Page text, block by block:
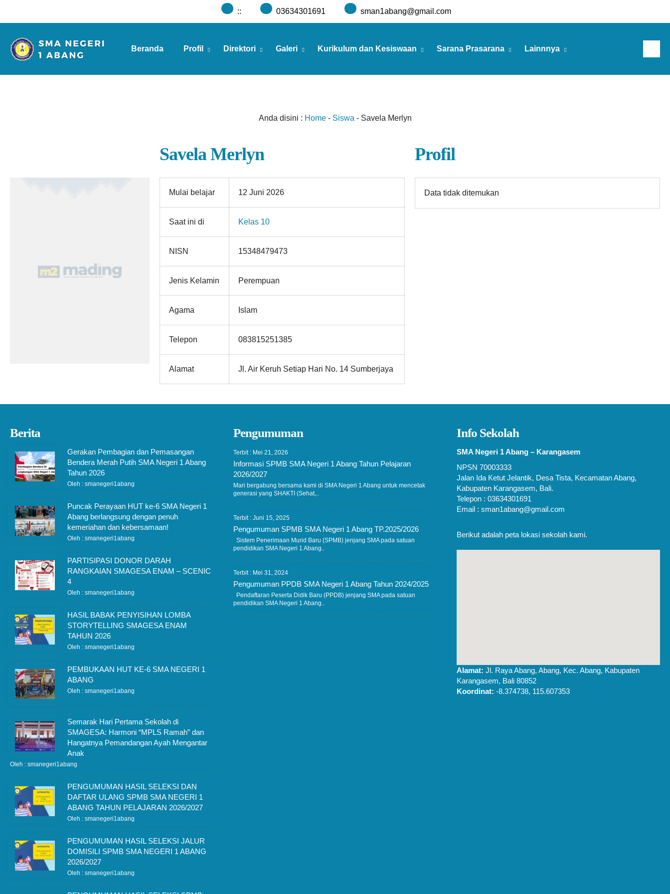
:: 03634301691 sman1abang@gmail.com
Beranda Profil Direktori Galeri Kurikulum dan Kesiswaan Sarana Prasarana Lainnnya
Anda disini : Home- Siswa - Savela Merlyn
Savela Merlyn
Mulai belajar 12 Juni 2026
Saat ini di Kelas 10
NISN 15348479473
Jenis Kelamin Perempuan
Agama Islam
Telepon 083815251385
Alamat Jl. Air Keruh Setiap Hari No. 14 Sumberjaya
Profil
Data tidak ditemukan
Berita
Gerakan Pembagian dan Pemasangan
Bendera Merah Putih SMA Negeri 1 Abang
Tahun 2026
Oleh : smanegeri1abang
Puncak Perayaan HUT ke-6 SMA Negeri 1
Abang berlangsung dengan penuh
kemeriahan dan kebersamaan!
Oleh : smanegeri1abang
PARTISIPASI DONOR DARAH
RANGKAIAN SMAGESA ENAM – SCENIC
4
Oleh : smanegeri1abang
HASIL BABAK PENYISIHAN LOMBA
STORYTELLING SMAGESA ENAM
TAHUN 2026
Oleh : smanegeri1abang
PEMBUKAAN HUT KE-6 SMA NEGERI 1
ABANG
Oleh : smanegeri1abang
Semarak Hari Pertama Sekolah di
SMAGESA: Harmoni “MPLS Ramah” dan
Hangatnya Pemandangan Ayah Mengantar
Anak
Oleh : smanegeri1abang
PENGUMUMAN HASIL SELEKSI DAN
DAFTAR ULANG SPMB SMA NEGERI 1
ABANG TAHUN PELAJARAN 2026/2027
Oleh : smanegeri1abang
PENGUMUMAN HASIL SELEKSI JALUR
DOMISILI SPMB SMA NEGERI 1 ABANG
2026/2027
Oleh : smanegeri1abang
Pengumuman
Terbit : Mei 21, 2026
Informasi SPMB SMA Negeri 1 Abang Tahun Pelajaran
2026/2027
Mari bergabung bersama kami di SMA Negeri 1 Abang untuk mencetak
generasi yang SHAKTI (Sehat,..
Terbit : Juni 15, 2025
Pengumuman SPMB SMA Negeri 1 Abang TP.2025/2026
Sistem Penerimaan Murid Baru (SPMB) jenjang SMA pada satuan
pendidikan SMA Negeri 1 Abang..
Terbit : Mei 31, 2024
Pengumuman PPDB SMA Negeri 1 Abang Tahun 2024/2025
Pendaftaran Peserta Didik Baru (PPDB) jenjang SMA pada satuan
pendidikan SMA Negeri 1 Abang..
Info Sekolah
SMA Negeri 1 Abang – Karangasem
NPSN 70003333
Jalan Ida Ketut Jelantik, Desa Tista, Kecamatan Abang,
Kabupaten Karangasem, Bali.
Telepon : 03634301691
Email : sman1abang@gmail.com
Berikut adalah peta lokasi sekolah kami.
Alamat: Jl. Raya Abang, Abang, Kec. Abang, Kabupaten
Karangasem, Bali 80852
Koordinat: -8.374738, 115.607353